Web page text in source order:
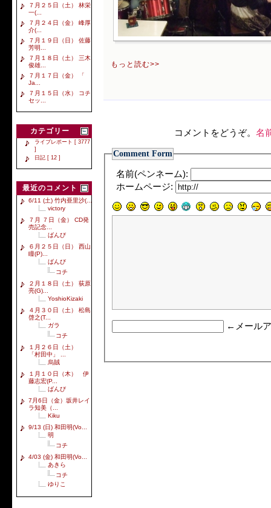
７月２５日（土） 林栄
一(...
７月２４日（金） 峰厚
介(...
７月１９日（日） 佐藤
芳明...
７月１８日（土） 三木
俊雄...
７月１７日（金） 「
Ja...
７月１５日（水） コチ
セッ...
カテゴリー
ライブレポート [ 3777
]
日記 [ 12 ]
最近のコメント
6/11 (土) 竹内亜里沙(...
victory
７月 ７日（金） CD発
売記念...
ばんび
６月２５日（日） 西山
瞳(P)...
ばんび
コチ
２月１８日（土） 荻原
亮(G)...
YoshioKizaki
４月３０日（土） 松島
啓之(T...
ガラ
コチ
１月２６日（土）
「村田中」 ...
烏賊
１月１０日（木） 伊
藤志宏(P...
ばんび
7月6日（金）坂井レイ
ラ知美（...
Kiku
9/13 (日) 和田明(Vo...
明
コチ
4/03 (金) 和田明(Vo...
あきら
コチ
ゆりこ
もっと読む>>
コメントをどうぞ。 名
Comment Form
名前(ペンネーム):
ホームページ:
←メール